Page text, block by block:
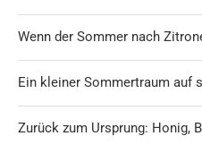
Wenn der Sommer nach
Ein kleiner Sommertraum auf
Zurück zum Ursprung: Honig,